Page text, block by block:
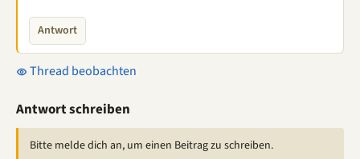
Antwort
Thread beobachten
Antwort schreiben
Bitte melde dich an, um einen Beitrag zu schreiben.